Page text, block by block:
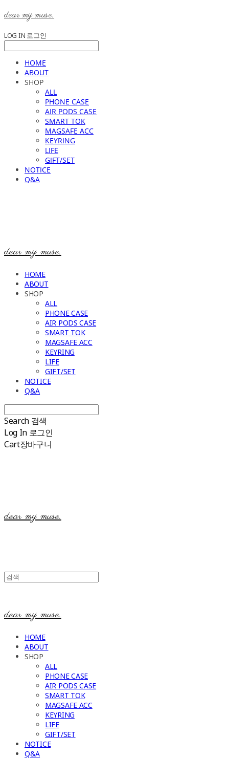
dear my muse.
LOG IN 로그인
HOME
ABOUT
SHOP
ALL
PHONE CASE
AIR PODS CASE
SMART TOK
MAGSAFE ACC
KEYRING
LIFE
GIFT/SET
NOTICE
Q&A
dear my muse.
HOME
ABOUT
SHOP
ALL
PHONE CASE
AIR PODS CASE
SMART TOK
MAGSAFE ACC
KEYRING
LIFE
GIFT/SET
NOTICE
Q&A
Search 검색
Log In 로그인
Cart장바구니
dear my muse.
dear my muse.
HOME
ABOUT
SHOP
ALL
PHONE CASE
AIR PODS CASE
SMART TOK
MAGSAFE ACC
KEYRING
LIFE
GIFT/SET
NOTICE
Q&A